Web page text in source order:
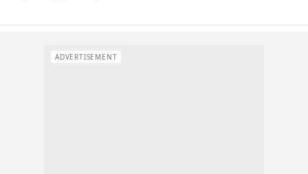
ADVERTISEMENT